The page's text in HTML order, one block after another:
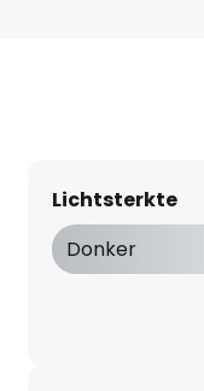
Lichtsterkte
Donker